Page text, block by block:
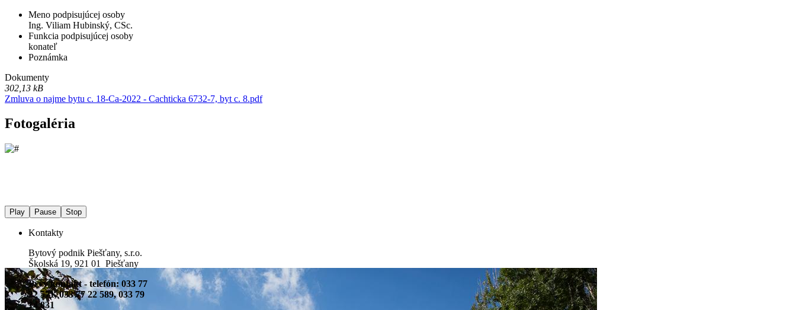
Meno podpisujúcej osoby
Ing. Viliam Hubinský, CSc.
Funkcia podpisujúcej osoby
konateľ
Poznámka
Dokumenty
302,13 kB
Zmluva o najme bytu c. 18-Ca-2022 - Cachticka 6732-7, byt c. 8.pdf
Fotogaléria
Play Pause Stop
Kontakty
Bytový podnik Piešťany, s.r.o.
Školská 19, 921 01 Piešťany
Prvý kontakt - telefón: 033 77
22 571, 033 77 22 589, 033 79
14 831